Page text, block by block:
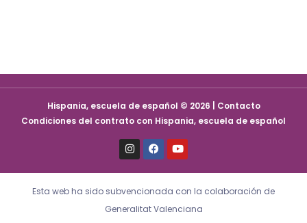
Hispania, escuela de español © 2026 | Contacto
Condiciones del contrato con Hispania, escuela de español
I
n
s
t
g
r
a
F
a
c
e
o
o
k
Y
o
u
t
b
e
Esta web ha sido subvencionada con la colaboración de
Generalitat Valenciana